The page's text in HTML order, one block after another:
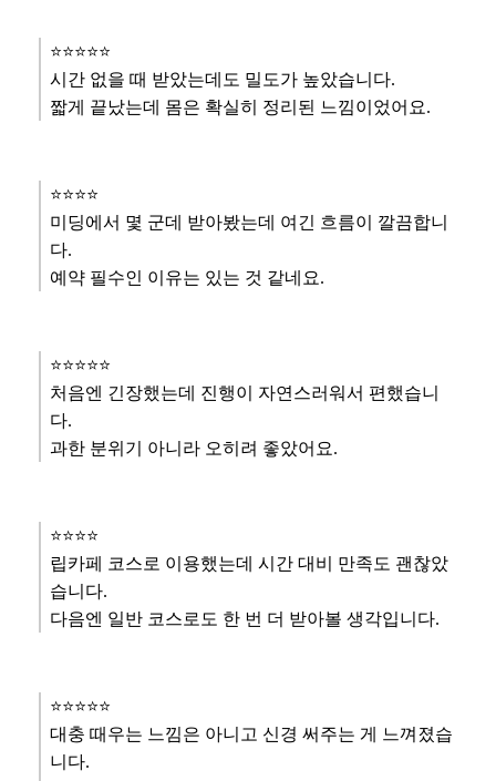
⭐️⭐️⭐️⭐️⭐️
시간 없을 때 받았는데도 밀도가 높았습니다.
짧게 끝났는데 몸은 확실히 정리된 느낌이었어요.
⭐️⭐️⭐️⭐️
미딩에서 몇 군데 받아봤는데 여긴 흐름이 깔끔합니
다.
예약 필수인 이유는 있는 것 같네요.
⭐️⭐️⭐️⭐️⭐️
처음엔 긴장했는데 진행이 자연스러워서 편했습니
다.
과한 분위기 아니라 오히려 좋았어요.
⭐️⭐️⭐️⭐️
립카페 코스로 이용했는데 시간 대비 만족도 괜찮았
습니다.
다음엔 일반 코스로도 한 번 더 받아볼 생각입니다.
⭐️⭐️⭐️⭐️⭐️
대충 때우는 느낌은 아니고 신경 써주는 게 느껴졌습
니다.